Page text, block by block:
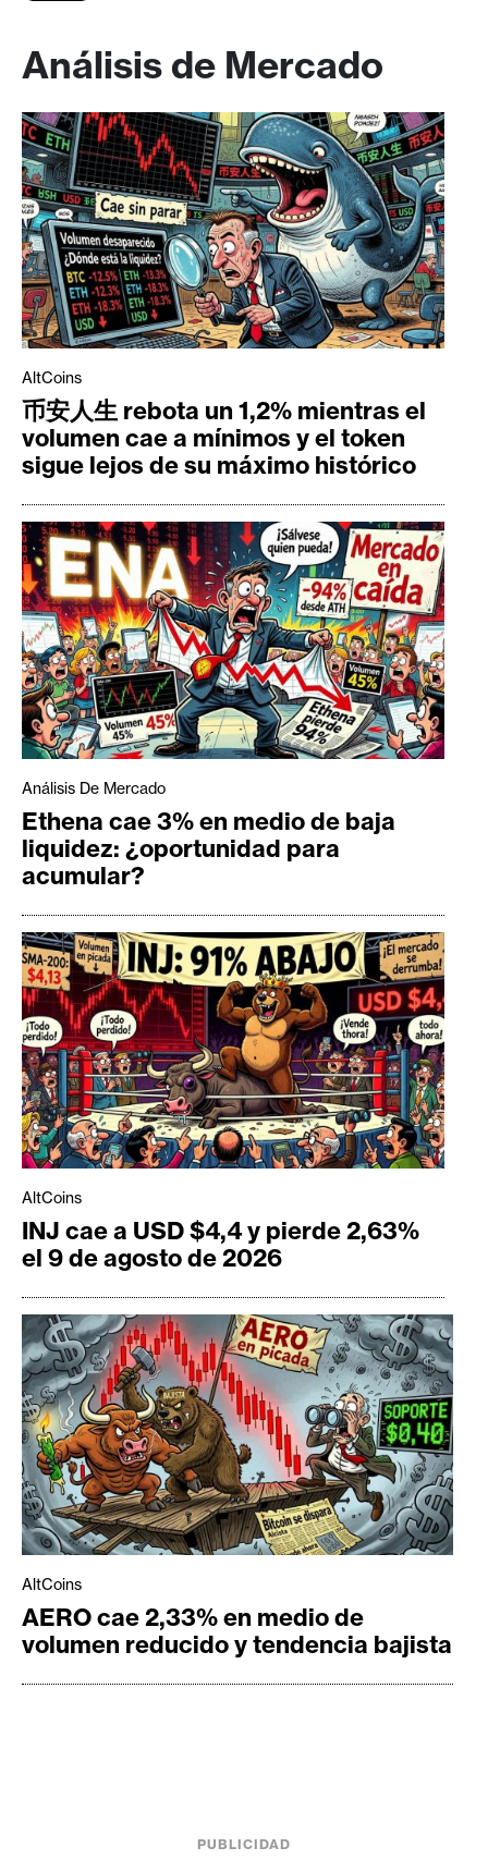
Análisis de Mercado
AltCoins
币安人生 rebota un 1,2% mientras el
volumen cae a mínimos y el token
sigue lejos de su máximo histórico
Análisis De Mercado
Ethena cae 3% en medio de baja
liquidez: ¿oportunidad para
acumular?
AltCoins
INJ cae a USD $4,4 y pierde 2,63%
el 9 de agosto de 2026
AltCoins
AERO cae 2,33% en medio de
volumen reducido y tendencia bajista
PUBLICIDAD